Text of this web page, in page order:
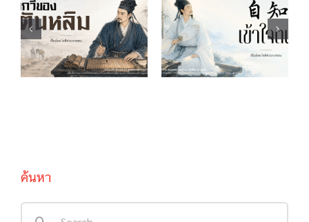
บทกวีของตันหลิม 自知 เข้าใจตน
ค้นหา